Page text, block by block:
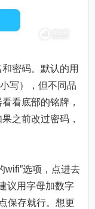
密码。默认的用
写），但不同品
看底部的铭牌，
之前改过密码，
wifi”选项，点进去
议用字母加数字
保存就行。想更